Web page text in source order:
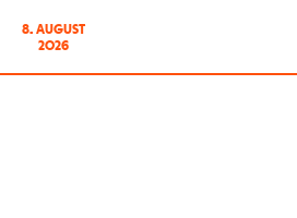
8. AUGUST
2026